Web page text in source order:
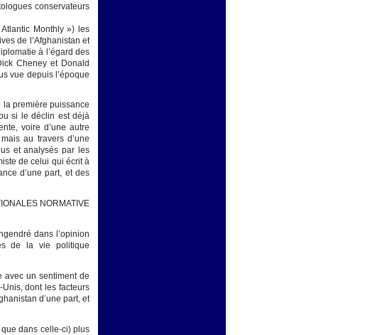
conservateurs
Monthly ») les
de l’Afghanistan et
à l’égard des
Cheney et Donald
vue depuis l’époque
la première puissance
si le déclin est déjà
voire d’une autre
au travers d’une
et analysés par les
de celui qui écrit à
d’une part, et des
NORMATIVE
dans l’opinion
de la vie politique
avec un sentiment de
dont les facteurs
d’une part, et
dans celle-ci) plus